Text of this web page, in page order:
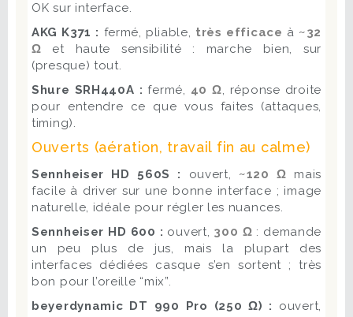
OK sur interface.
AKG K371 : fermé, pliable, très efficace à ~32
Ω et haute sensibilité : marche bien, sur
(presque) tout.
Shure SRH440A :fermé, 40 Ω, réponse droite
pour entendre ce que vous faites (attaques,
timing).
Ouverts (aération, travail fin au calme)
Sennheiser HD 560S : ouvert, ~120 Ω mais
facile à driver sur une bonne interface ; image
naturelle, idéale pour régler les nuances.
Sennheiser HD 600 : ouvert, 300 Ω : demande
un peu plus de jus, mais la plupart des
interfaces dédiées casque s’en sortent ; très
bon pour l’oreille “mix”.
beyerdynamic DT 990 Pro (250 Ω) :
ouvert,